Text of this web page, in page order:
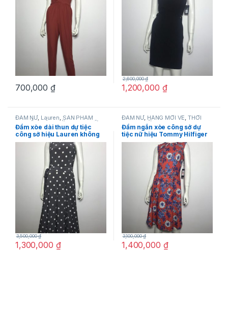
700,000 ₫ 1,200,000 ₫
2,600,000₫
ĐẦM NỮ, Lauren SẢN PHẨM
KHUYẾN MÃI ,THỜI TRANG NỮ
Đầm xòe dài thun dự tiệc
công sở hiệu Lauren không
tay màu xám chấm bi trắng
thắt nơ eo size 4 chính hãng
1,300,000 ₫
3,500,000₫
ĐẦM NỮ, HÀNG MỚI VỀ ,THỜI
TRANG NỮ, Tommy Hilfiger
Đầm ngắn xòe công sở dự
tiệc nữ hiệu Tommy Hilfiger
không tay màu cam họa tiết
hoa lá size 2 chính hãng
1,400,000 ₫
3,100,000₫